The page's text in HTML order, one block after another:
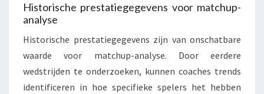
Historische prestatiegegevens voor matchup-
analyse
Historische prestatiegegevens zijn van onschatbare
waarde voor matchup-analyse. Door eerdere
wedstrijden te onderzoeken, kunnen coaches trends
identificeren in hoe specifieke spelers het hebben